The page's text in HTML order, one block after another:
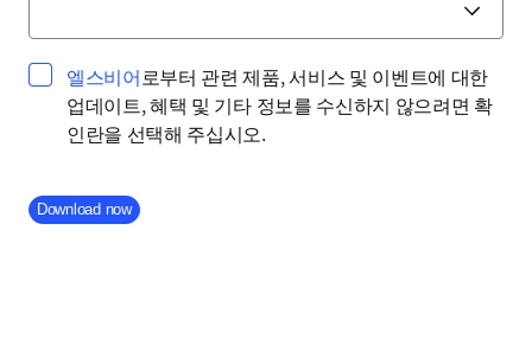
엘스비어 opens in new tab/window
로부터 관련 제품, 서비스 및 이벤트에 대한
업데이트, 혜택 및 기타 정보를 수신하지 않으려면 확
인란을 선택해 주십시오.
Company Division
Download now